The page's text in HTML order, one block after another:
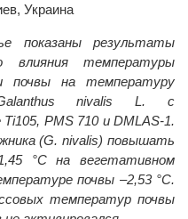
Украина
показаны результаты
влияния температуры
почвы на температуру
nivalis L. с
PMS 710 и DMLAS-1.
(G. nivalis) повышать
°C на вегетативном
почвы –2,53 °C.
температур почвы